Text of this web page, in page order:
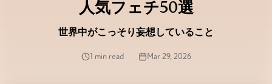
人気フェチ50選
世界中がこっそり妄想していること
1 min read Mar 29, 2026